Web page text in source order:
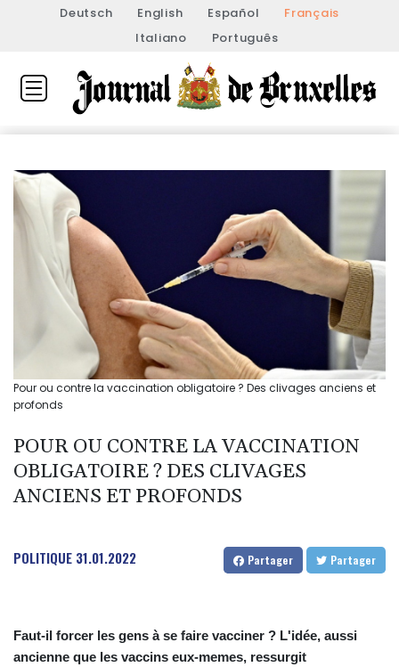
Deutsch English Español
Français
Italiano
Português
Pour ou contre la vaccination obligatoire ? Des clivages anciens et
profonds
POUR OU CONTRE LA VACCINATION
OBLIGATOIRE ? DES CLIVAGES
ANCIENS ET PROFONDS
POLITIQUE 31.01.2022 Partager Partager
Faut-il forcer les gens à se faire vacciner ? L'idée, aussi
ancienne que les vaccins eux-memes, ressurgit